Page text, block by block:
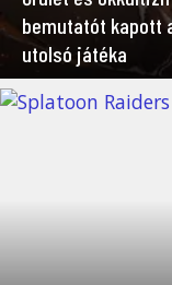
bemutatót kapott
utolsó játéka